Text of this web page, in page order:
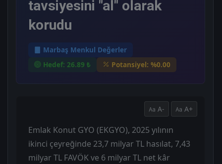
tavsiyesini "al" olarak
korudu
Marbaş Menkul Değerler
Hedef: 26.89 ₺
Potansiyel: %0.00
A- A+
Emlak Konut GYO (EKGYO), 2025 yılının
ikinci çeyreğinde 23,7 milyar TL hasılat, 7,43
milyar TL FAVÖK ve 6 milyar TL net kâr